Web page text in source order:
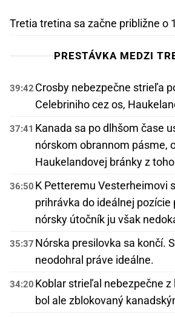
Tretia tretina sa začne približne o
PRESTÁVKA MEDZI
39:42 Crosby nebezpečne strieľa
Celebriniho cez os,
37:41 Kanada sa po dlhšom čase
nórskom obrannom pásme,
Haukelandovej bránky z
36:50 K Petteremu Vesterheimovi
prihrávka do ideálnej pozície
nórsky útočník ju však
35:37 Nórska presilovka sa končí.
neodohral práve ideálne.
34:20 Koblar strieľal nebezpečne z
bol ale zblokovaný